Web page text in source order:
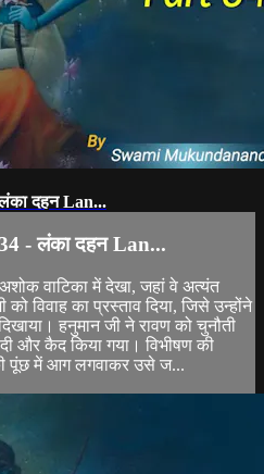
दहन Lan...
- लंका दहन Lan...
वाटिका में देखा, जहां वे अत्यंत
को विवाह का प्रस्ताव दिया, जिसे उन्होंने
हनुमान जी ने रावण को चुनौती
और कैद किया गया। विभीषण की
पूंछ में आग लगवाकर उसे ज...